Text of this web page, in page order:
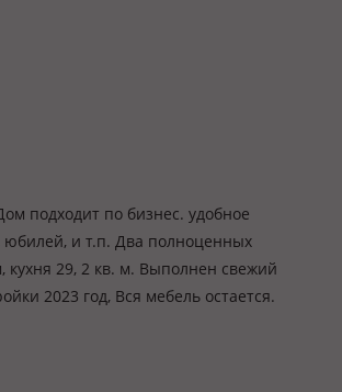
подходит по бизнес. удобное
юбилей, и т.п. Два полноценных
кухня 29, 2 кв. м. Выполнен свежий
2023 год, Вся мебель остается.